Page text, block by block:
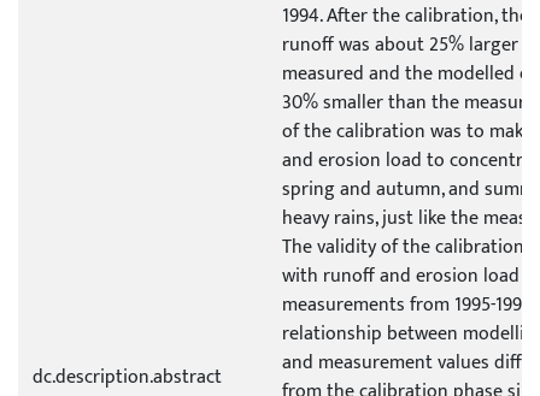
dc.description.abstract
1994. After the calibration, the
runoff was about 25% larger
measured and the modelled
30% smaller than the
of the calibration was to
and erosion load to
spring and autumn, and
heavy rains, just like the
The validity of the calibration
with runoff and erosion load
measurements from 1995-1998.
relationship between
and measurement values